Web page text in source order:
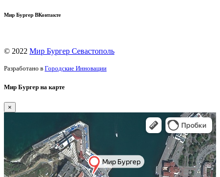
Мир Бургер ВКонтакте
© 2022 Мир Бургер Севастополь
Разработано в Городские Инновации
Мир Бургер на карте
×